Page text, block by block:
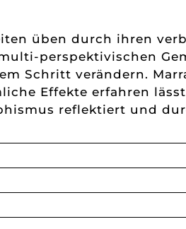
üben durch ihren
perspektivischen
Schritt verändern.
Effekte erfahren
reflektiert und